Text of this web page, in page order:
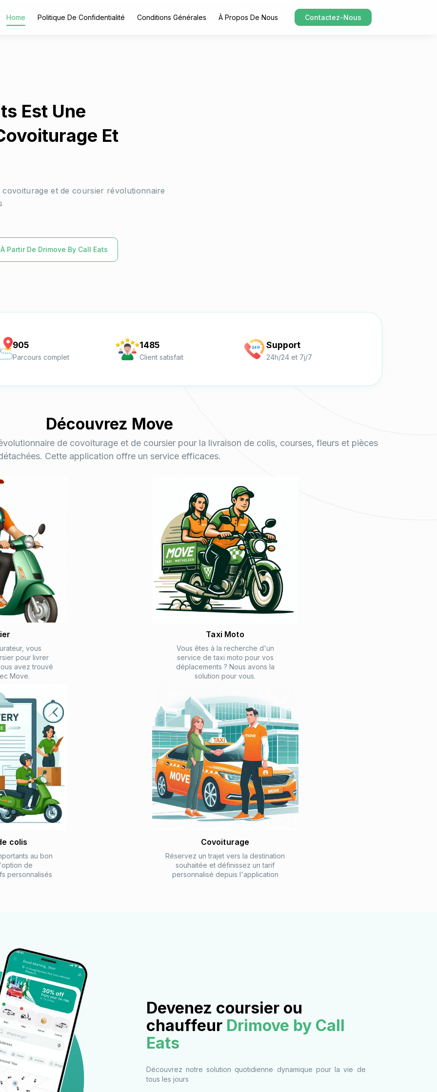
Home Politique De Confidentialité Conditions Générales À Propos De Nous Contactez-Nous
Est Une
Et
et de coursier révolutionnaire
Partir De Drimove By Call Eats
905
Parcours complet
1485
Client satisfait
Support
24h/24 et 7j/7
Découvrez Move
de covoiturage et de coursier pour la livraison de colis, courses, fleurs et pièces
Cette application offre un service efficaces.
vous
pour livrer
avez trouvé
Move.
Taxi Moto
Vous êtes à la recherche d'un
service de taxi moto pour vos
déplacements ? Nous avons la
solution pour vous.
colis
au bon
de
personnalisés
Covoiturage
Réservez un trajet vers la destination
souhaitée et définissez un tarif
personnalisé depuis l'application
Devenez coursier ou
chauffeur Drimove by Call
Eats
Découvrez notre solution quotidienne dynamique pour la vie de
tous les jours